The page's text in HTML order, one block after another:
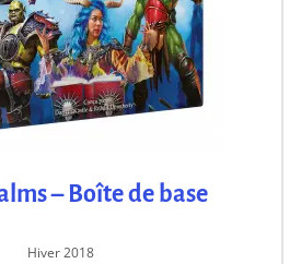
– Boîte de base
Hiver 2018